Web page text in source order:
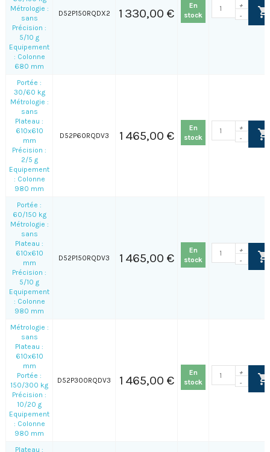
Métrologie :
sans
Précision :
5/10 g
Equipement
: Colonne
680 mm
D52P150RQDX2 1 330,00 €
En
stock
+
-
Portée :
30/60 kg
Métrologie :
sans
Plateau :
610x610
mm
Précision :
2/5 g
Equipement
: Colonne
980 mm
D52P60RQDV3 1 465,00 €
En
stock
+
-
Portée :
60/150 kg
Métrologie :
sans
Plateau :
610x610
mm
Précision :
5/10 g
Equipement
: Colonne
980 mm
D52P150RQDV3 1 465,00 €
En
stock
+
-
Métrologie :
sans
Plateau :
610x610
mm
Portée :
150/300 kg
Précision :
10/20 g
Equipement
: Colonne
980 mm
D52P300RQDV3 1 465,00 €
En
stock
+
-
Plateau :